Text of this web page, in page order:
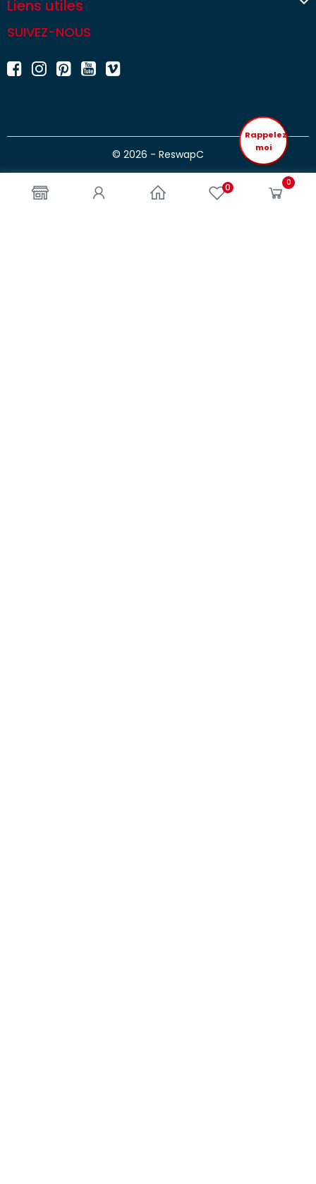
0 0
Liens utiles
SUIVEZ-NOUS
© 2026 - ReswapC
Rappelez
moi